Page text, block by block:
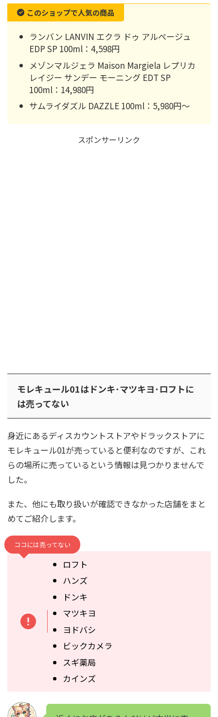
このショップで人気の商品
ランバン LANVIN エクラ ドゥ アルページュ
EDP SP 100ml：4,598円
メゾンマルジェラ Maison Margiela レプリカ
レイジー サンデー モーニング EDT SP
100ml：14,980円
サムライダズル DAZZLE 100ml：5,980円〜
スポンサーリンク
モレキュール01はドンキ･マツキヨ･ロフトに
は売ってない
身近にあるディスカウントストアやドラックストアに
モレキュール01が売っていると便利なのですが、これ
らの場所に売っているという情報は見つかりませんで
した。
また、他にも取り扱いが確認できなかった店舗をまと
めてご紹介します。
ココには売ってない
ロフト
ハンズ
ドンキ
マツキヨ
ヨドバシ
ビックカメラ
スギ薬局
カインズ